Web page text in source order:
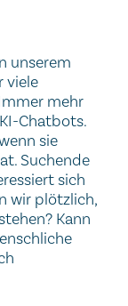
unserem
viele
mehr
Chatbots.
sie
Suchende
sich
wir plötzlich,
Kann